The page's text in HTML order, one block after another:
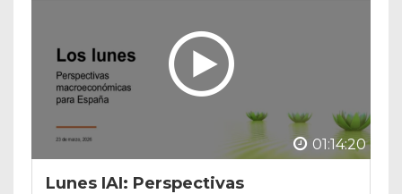
01:14:20
Lunes IAI: Perspectivas